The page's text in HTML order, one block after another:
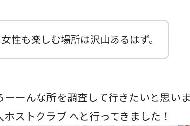
性も楽しむ場所は沢山あるはず。
ーんな所を調査して行きたいと思いま
ストクラブ へと行ってきました！